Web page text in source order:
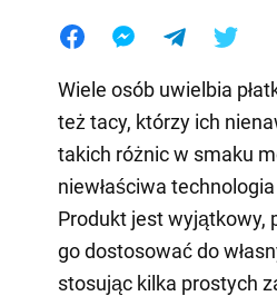
Wiele osób uwielbia
też tacy, którzy ich
takich różnic w smaku
niewłaściwa
Produkt jest wyjątkowy,
go dostosować do
stosując kilka prostych